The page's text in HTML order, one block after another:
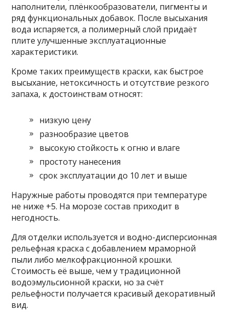
наполнители, плёнкообразователи, пигменты и
ряд функциональных добавок. После высыхания
вода испаряется, а полимерный слой придаёт
плите улучшенные эксплуатационные
характеристики.
Кроме таких преимуществ краски, как быстрое
высыхание, нетоксичность и отсутствие резкого
запаха, к достоинствам относят:
низкую цену
разнообразие цветов
высокую стойкость к огню и влаге
простоту нанесения
срок эксплуатации до 10 лет и выше
Наружные работы проводятся при температуре
не ниже +5. На морозе состав приходит в
негодность.
Для отделки используется и водно-дисперсионная
рельефная краска с добавлением мраморной
пыли либо мелкофракционной крошки.
Стоимость её выше, чем у традиционной
водоэмульсионной краски, но за счёт
рельефности получается красивый декоративный
вид.